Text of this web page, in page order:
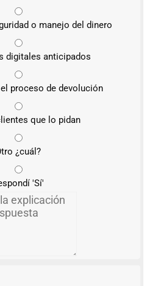
o manejo del dinero
digitales anticipados
proceso de devolución
que lo pidan
¿cuál?
'Sí'